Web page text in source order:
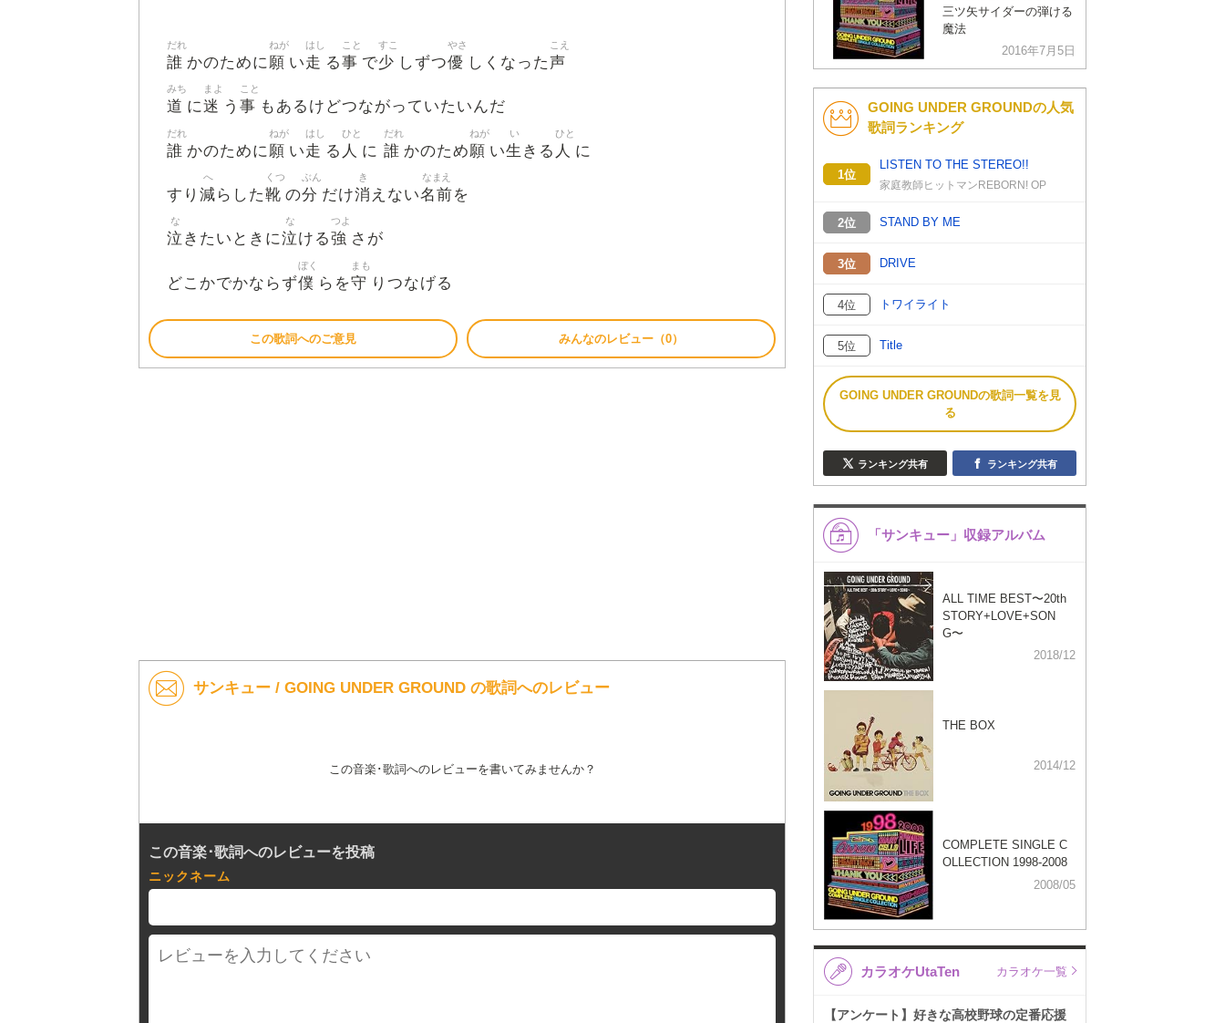
誰
だれ
かのために願
ねが
い走
はし
る事
こと
で少
すこ
しずつ優
やさ
しくなった声
こえ
道
みち
に迷
まよ
う 事
こと
もあるけどつながっていたいんだ
誰
だれ
かのために願
ねが
い走
はし
る 人
ひと
に 誰
だれ
かのため願
ねが
い生
い
きる 人
ひと
に
すり 減
へ
らした靴
くつ
の分
ぶん
だけ消
き
えない名前
なまえ
を
泣
な
きたいときに泣
な
ける強
つよ
さが
どこかでかならず僕
ぼく
らを守
まも
りつなげる
この歌詞へのご意見 みんなのレビュー（0）
サンキュー / GOING UNDER GROUND の歌詞へのレビュー
この音楽･歌詞へのレビューを書いてみませんか？
この音楽･歌詞へのレビューを投稿
ニックネーム
三ツ矢サイダーの弾ける
魔法
2016年7月5日
GOING UNDER GROUNDの人気
歌詞ランキング
1位
LISTEN TO THE STEREO!!
家庭教師ヒットマンREBORN! OP
2位 STAND BY ME
3位 DRIVE
4位 トワイライト
5位 Title
GOING UNDER GROUNDの歌詞一覧を見
る
ランキング共有 ランキング共有
「サンキュー」収録アルバム
ALL TIME BEST〜20th
STORY+LOVE+SON
G〜
2018/12
THE BOX
2014/12
COMPLETE SINGLE C
OLLECTION 1998-2008
2008/05
カラオケUtaTen カラオケ一覧
【アンケート】好きな高校野球の定番応援